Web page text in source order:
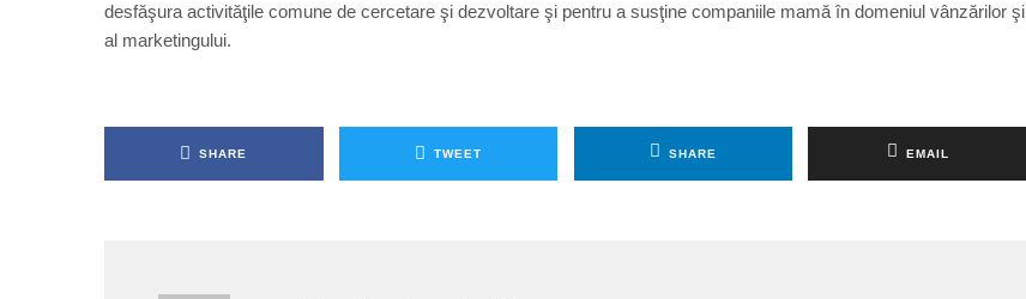
desfăşura activităţile comune de cercetare şi dezvoltare şi pentru a susţine companiile mamă în domeniul vânzărilor şi
al marketingului.
SHARE TWEET SHARE EMAIL